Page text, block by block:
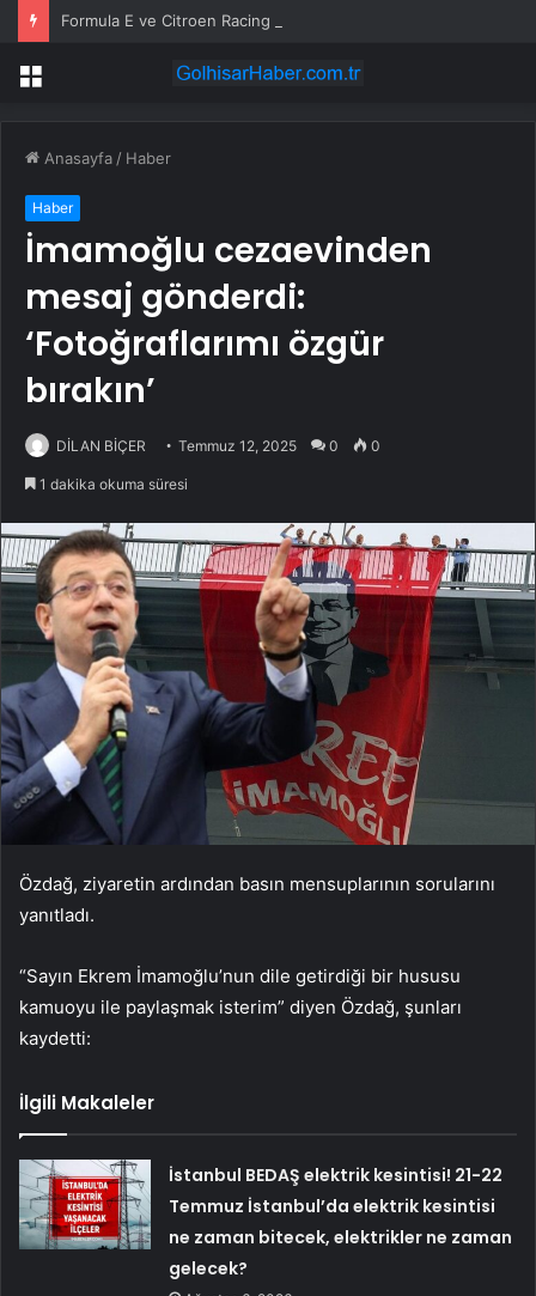
Menü
Anasayfa / Haber
Haber
İmamoğlu cezaevinden
mesaj gönderdi:
‘Fotoğraflarımı özgür
bırakın’
DİLAN BİÇER Temmuz 12, 2025 0 0
1 dakika okuma süresi
Özdağ, ziyaretin ardından basın mensuplarının sorularını
yanıtladı.
“Sayın Ekrem İmamoğlu’nun dile getirdiği bir hususu
kamuoyu ile paylaşmak isterim” diyen Özdağ, şunları
kaydetti:
İlgili Makaleler
İstanbul BEDAŞ elektrik kesintisi! 21-22
Temmuz İstanbul’da elektrik kesintisi
ne zaman bitecek, elektrikler ne zaman
gelecek?